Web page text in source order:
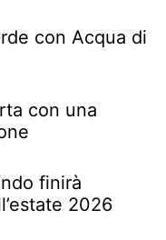
con Acqua di
con una
finirà
2026